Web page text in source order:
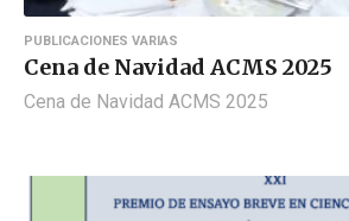
PUBLICACIONES VARIAS
Cena de Navidad ACMS 2025
Cena de Navidad ACMS 2025